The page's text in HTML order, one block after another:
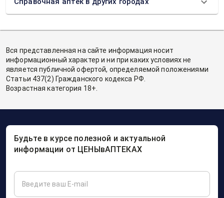
Вся представленная на сайте информация носит
информационный характер и ни при каких условиях не
является публичной офертой, определяемой положениями
Статьи 437(2) Гражданского кодекса РФ.
Возрастная категория 18+.
Будьте в курсе полезной и актуальной
информации от ЦЕНЫвАПТЕКАХ